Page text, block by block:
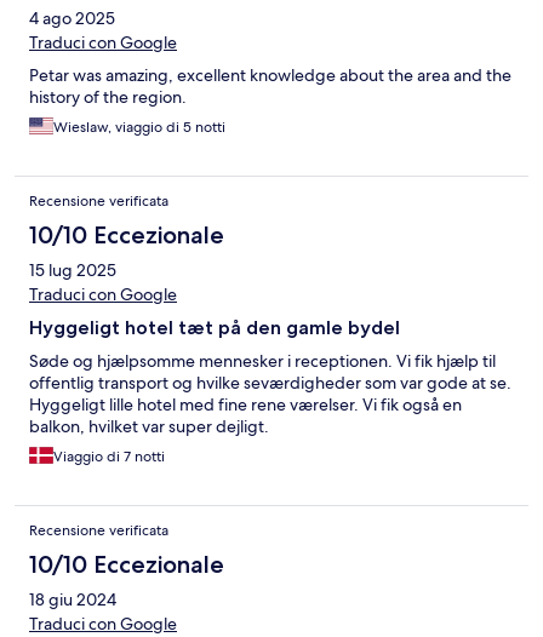
4 ago 2025
Traduci con Google
Petar was amazing, excellent knowledge about the area and the
history of the region.
Wieslaw, viaggio di 5 notti
Recensione verificata
10/10 Eccezionale
15 lug 2025
Traduci con Google
Hyggeligt hotel tæt på den gamle bydel
Søde og hjælpsomme mennesker i receptionen. Vi fik hjælp til
offentlig transport og hvilke seværdigheder som var gode at se.
Hyggeligt lille hotel med fine rene værelser. Vi fik også en
balkon, hvilket var super dejligt.
Viaggio di 7 notti
Recensione verificata
10/10 Eccezionale
18 giu 2024
Traduci con Google